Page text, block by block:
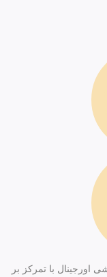
اورجینال با تمرکز بر